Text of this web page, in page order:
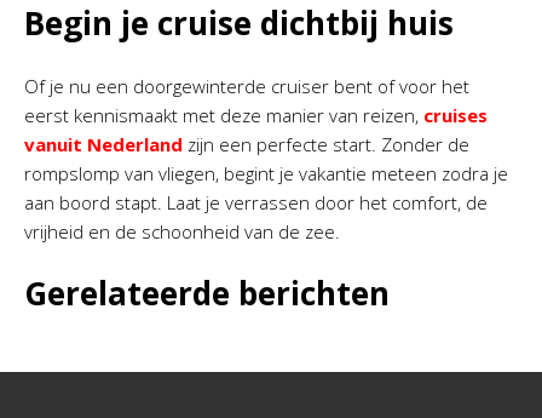
Begin je cruise dichtbij huis
Of je nu een doorgewinterde cruiser bent of voor het
eerst kennismaakt met deze manier van reizen, cruises
vanuit Nederland zijn een perfecte start. Zonder de
rompslomp van vliegen, begint je vakantie meteen zodra je
aan boord stapt. Laat je verrassen door het comfort, de
vrijheid en de schoonheid van de zee.
Gerelateerde berichten